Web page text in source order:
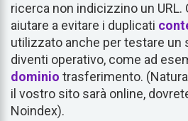
ricerca non indicizzino un URL.
aiutare a evitare i duplicati
utilizzato anche per testare un
diventi operativo, come ad
dominio trasferimento.
il vostro sito sarà online,
Noindex).